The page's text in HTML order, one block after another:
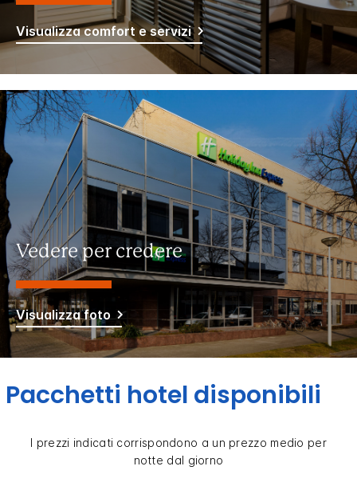
Visualizza comfort e servizi
Vedere per credere
Visualizza foto
Pacchetti hotel disponibili
I prezzi indicati corrispondono a un prezzo medio per
notte dal giorno